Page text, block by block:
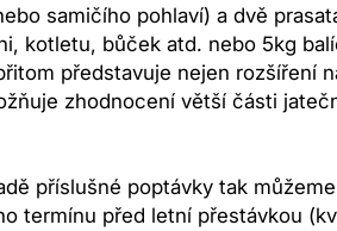
samičího pohlaví) a dvě
kotletu, bůček atd. nebo 5kg
představuje nejen rozšíření
zhodnocení větší části
příslušné poptávky tak
termínu před letní přestávkou